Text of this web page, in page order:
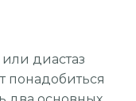
диастаз
понадобиться